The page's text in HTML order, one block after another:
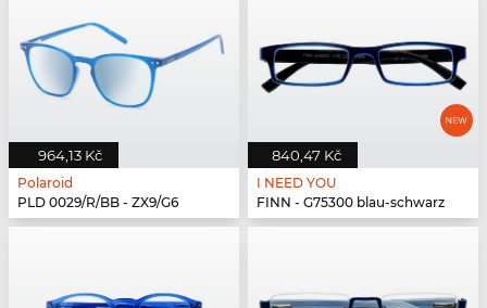
964,13 Kč
Polaroid
PLD 0029/R/BB - ZX9/G6
840,47 Kč
I NEED YOU
FINN - G75300 blau-schwarz